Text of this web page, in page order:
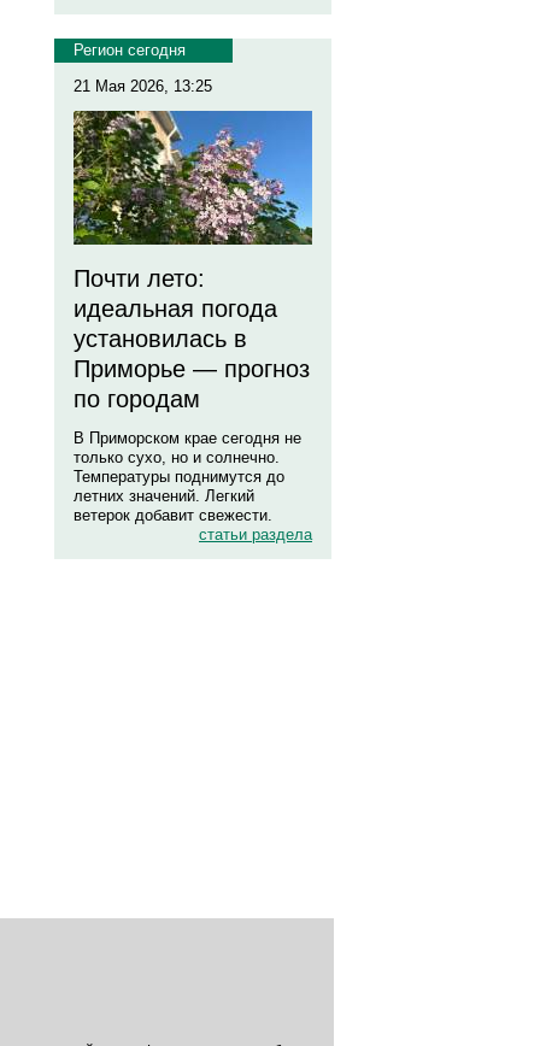
Регион сегодня
21 Мая 2026, 13:25
Почти лето:
идеальная погода
установилась в
Приморье — прогноз
по городам
В Приморском крае сегодня не
только сухо, но и солнечно.
Температуры поднимутся до
летних значений. Легкий
ветерок добавит свежести.
статьи раздела